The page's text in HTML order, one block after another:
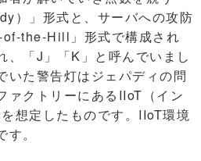
）」形式と、サーバへの攻防
the-Hill」形式で構成され
、「J」「K」と呼んでいまし
いた警告灯はジェパディの問
ァクトリーにあるIIoT（イン
想定したものです。IIoT環境
。